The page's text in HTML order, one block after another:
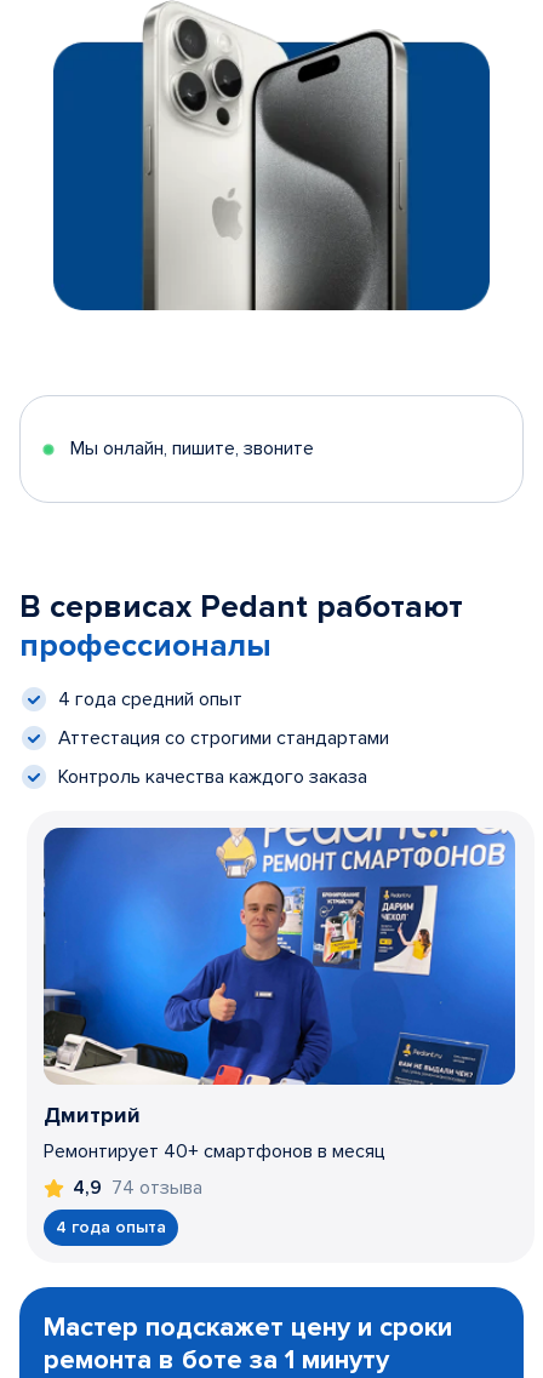
Мы онлайн, пишите, звоните
В сервисах Pedant работают
профессионалы
4 года средний опыт
Аттестация со строгими стандартами
Контроль качества каждого заказа
Дмитрий
Ремонтирует 40+ смартфонов в месяц
4,9 74 отзыва
4 года опыта
1
Мастер подскажет цену и сроки
ремонта в боте за 1 минуту